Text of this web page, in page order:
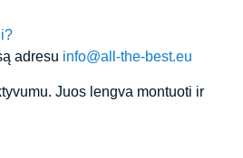
adresu info@all-the-best.eu
Juos lengva montuoti ir